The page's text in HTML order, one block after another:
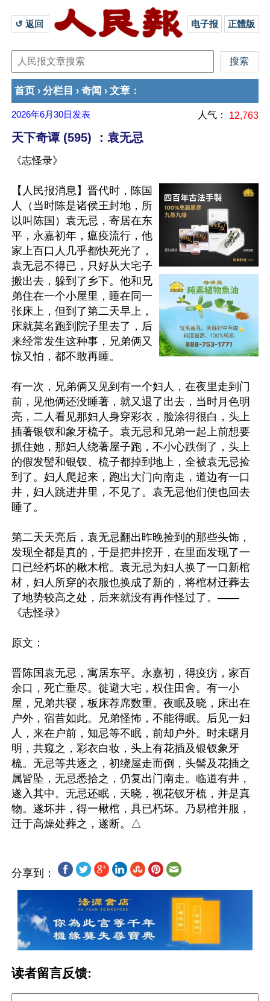
↺ 返回 电子报 正體版
首页 › 分栏目 › 奇闻 › 文章 ：
2026年6月30日 发表 人气： 12,763
天下奇谭 (595) ：袁无忌
《志怪录》
【人民报消息】晋代时，陈国
人（当时陈是诸侯王封地，所
以叫陈国）袁无忌，寄居在东
平，永嘉初年，瘟疫流行，他
家上百口人几乎都快死光了，
袁无忌不得已，只好从大宅子
搬出去，躲到了乡下。他和兄
弟住在一个小屋里，睡在同一
张床上，但到了第二天早上，
床就莫名跑到院子里去了，后
来经常发生这种事，兄弟俩又
惊又怕，都不敢再睡。
有一次，兄弟俩又见到有一个妇人，在夜里走到门
前，见他俩还没睡著，就又退了出去，当时月色明
亮，二人看见那妇人身穿彩衣，脸涂得很白，头上
插著银钗和象牙梳子。袁无忌和兄弟一起上前想要
抓住她，那妇人绕著屋子跑，不小心跌倒了，头上
的假发髻和银钗、梳子都掉到地上，全被袁无忌捡
到了。妇人爬起来，跑出大门向南走，道边有一口
井，妇人跳进井里，不见了。袁无忌他们便也回去
睡了。
第二天天亮后，袁无忌翻出昨晚捡到的那些头饰，
发现全都是真的，于是把井挖开，在里面发现了一
口已经朽坏的楸木棺。袁无忌为妇人换了一口新棺
材，妇人所穿的衣服也换成了新的，将棺材迁葬去
了地势较高之处，后来就没有再作怪过了。——
《志怪录》
原文：
晋陈国袁无忌，寓居东平。永嘉初，得疫疠，家百
余口，死亡垂尽。徙避大宅，权住田舍。有一小
屋，兄弟共寝，板床荐席数重。夜眠及晓，床出在
户外，宿昔如此。兄弟怪怖，不能得眠。后见一妇
人，来在户前，知忌等不眠，前却户外。时未曙月
明，共窥之，彩衣白妆，头上有花插及银钗象牙
梳。无忌等共逐之，初绕屋走而倒，头髻及花插之
属皆坠，无忌悉拾之，仍复出门南走。临道有井，
遂入其中。无忌还眠，天晓，视花钗牙梳，并是真
物。遂坏井，得一楸棺，具已朽坏。乃易棺并服，
分享到：
读者留言反馈: